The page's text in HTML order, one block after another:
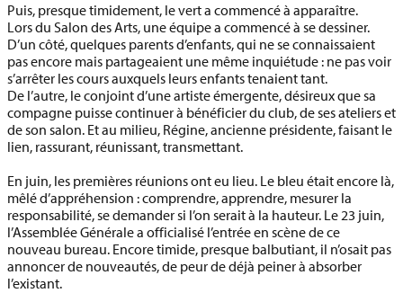
Puis, presque timidement, le vert a commencé à apparaître.
Lors du Salon des Arts, une équipe a commencé à se dessiner.
D’un côté, quelques parents d’enfants, qui ne se connaissaient
pas encore mais partageaient une même inquiétude : ne pas voir
s’arrêter les cours auxquels leurs enfants tenaient tant.
De l’autre, le conjoint d’une artiste émergente, désireux que sa
compagne puisse continuer à bénéficier du club, de ses ateliers et
de son salon. Et au milieu, Régine, ancienne présidente, faisant le
lien, rassurant, réunissant, transmettant.
En juin, les premières réunions ont eu lieu. Le bleu était encore là,
mêlé d’appréhension : comprendre, apprendre, mesurer la
responsabilité, se demander si l’on serait à la hauteur. Le 23 juin,
l’Assemblée Générale a officialisé l’entrée en scène de ce
nouveau bureau. Encore timide, presque balbutiant, il n’osait pas
annoncer de nouveautés, de peur de déjà peiner à absorber
l’existant.